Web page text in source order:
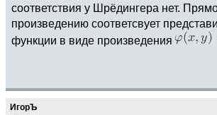
соответствия у Шрёдингера нет.
произведению соответсвует
функции в виде произведения
ИгорЪ